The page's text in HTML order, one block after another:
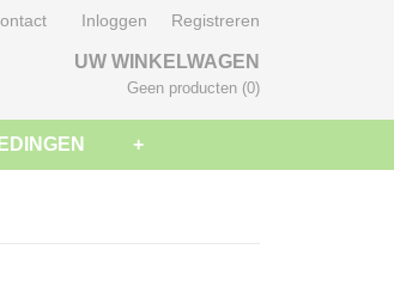
Inloggen Registreren
UW WINKELWAGEN
Geen producten (0)
+